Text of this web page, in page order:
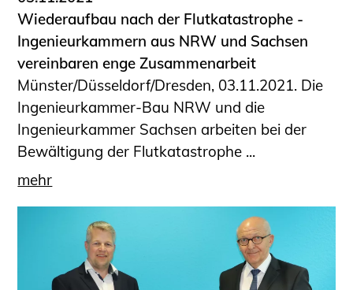
Wiederaufbau nach der Flutkatastrophe -
Ingenieurkammern aus NRW und Sachsen
vereinbaren enge Zusammenarbeit
Münster/Düsseldorf/Dresden, 03.11.2021. Die
Ingenieurkammer-Bau NRW und die
Ingenieurkammer Sachsen arbeiten bei der
Bewältigung der Flutkatastrophe ...
mehr